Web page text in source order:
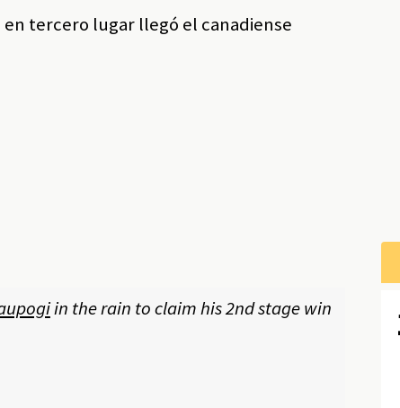
tercero lugar llegó el canadiense
in the rain to claim his 2nd stage win